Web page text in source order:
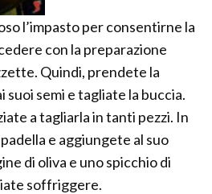
l’impasto per consentirne la
con la preparazione
Quindi, prendete la
suoi semi e tagliate la buccia.
a tagliarla in tanti pezzi. In
e aggiungete al suo
di oliva e uno spicchio di
soffriggere.